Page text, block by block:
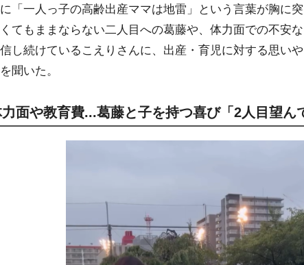
「一人っ子の高齢出産ママは地雷」という言葉が胸に
てもままならない二人目への葛藤や、体力面での不安
し続けているこえりさんに、出産・育児に対する思い
聞いた。
面や教育費...葛藤と子を持つ喜び「2人目望ん